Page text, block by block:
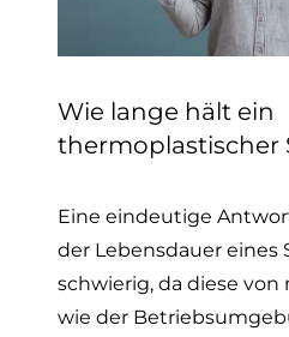
Wie lange hält ein
thermoplastischer
Eine eindeutige
der Lebensdauer eines
schwierig, da diese
wie der